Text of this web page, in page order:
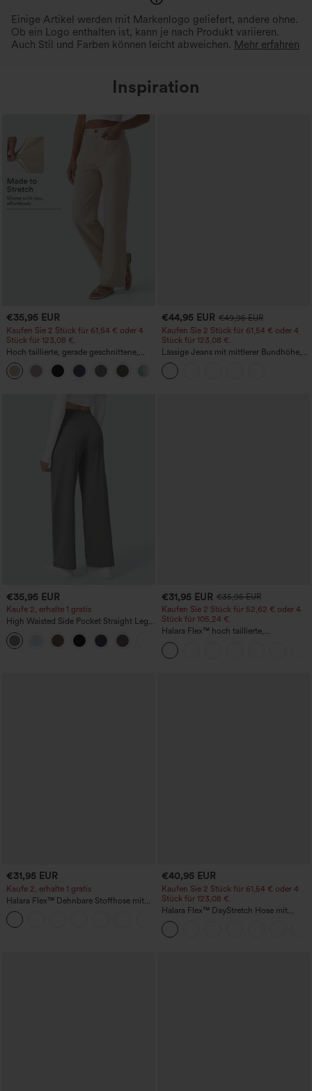
Einige Artikel werden mit Markenlogo geliefert, andere ohne.
Ob ein Logo enthalten ist, kann je nach Produkt variieren.
Auch Stil und Farben können leicht abweichen. Mehr erfahren
Inspiration
€35,95 EUR
Kaufen Sie 2 Stück für 61,54 € oder 4
Stück für 123,08 €.
Hoch taillierte, gerade geschnittene,
legere Leinen-Optik-Hose mit Taschen
€44,95 EUR €49,95 EUR
Kaufen Sie 2 Stück für 61,54 € oder 4
Stück für 123,08 €.
Lässige Jeans mit mittlerer Bundhöhe,
Kordelzug und Taschen
€35,95 EUR
Kaufe 2, erhalte 1 gratis
High Waisted Side Pocket Straight Leg
Work Pants
€31,95 EUR €35,95 EUR
Kaufen Sie 2 Stück für 52,62 € oder 4
Stück für 105,24 €.
Halara Flex™ hoch taillierte,
figurformende Arbeitshose, die die Taille
schmaler wirken lässt, mit Taschen,
weitem Bein und Mikro-Waffelstruktur
€31,95 EUR
Kaufe 2, erhalte 1 gratis
Halara Flex™ Dehnbare Stoffhose mit
hohem Bund und Seitentasche hinten
€40,95 EUR
Kaufen Sie 2 Stück für 61,54 € oder 4
Stück für 123,08 €.
Halara Flex™ DayStretch Hose mit
mittlerer Bundhöhe, seitlicher
Reißverschlusstasche und
Work‑Flare‑Schnitt